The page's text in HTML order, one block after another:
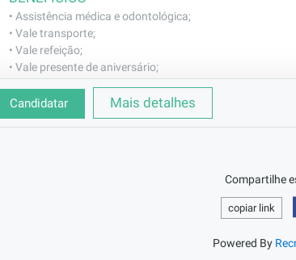
• Assistência médica e odontológica;
• Vale transporte;
• Vale refeição;
• Vale presente de aniversário;
• Parceria com SESC;
• Seguro de vida.
oferecendo suporte estratégico ao RH e aos
organizado, proativo e comprometido com
Candidatar Mais detalhes
Compartilhe
copiar link
Powered By